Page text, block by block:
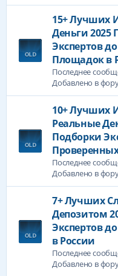
15+ Лучших
Деньги 2025
Экспертов
Площадок в
Последнее
Добавлено в
10+ Лучших
Реальные
Подборки
Последнее
Добавлено в
7+ Лучших
Депозитом
Экспертов
в России
Последнее
Добавлено в